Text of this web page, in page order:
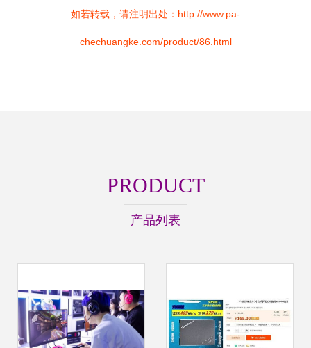
如若转载，请注明出处：http://www.pa-
chechuangke.com/product/86.html
PRODUCT
产品列表